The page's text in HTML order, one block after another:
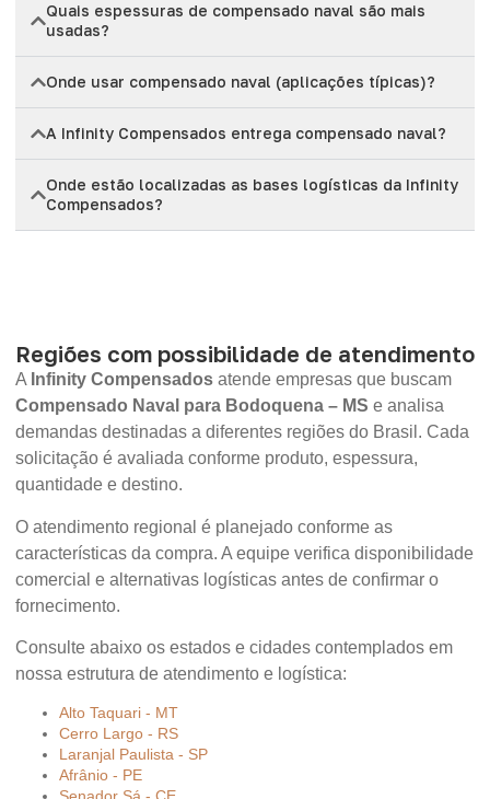
Quais espessuras de compensado naval são mais
usadas?
Onde usar compensado naval (aplicações típicas)?
A Infinity Compensados entrega compensado naval?
Onde estão localizadas as bases logísticas da Infinity
Compensados?
Regiões com possibilidade de atendimento
A Infinity Compensados atende empresas que buscam
Compensado Naval para Bodoquena – MS e analisa
demandas destinadas a diferentes regiões do Brasil. Cada
solicitação é avaliada conforme produto, espessura,
quantidade e destino.
O atendimento regional é planejado conforme as
características da compra. A equipe verifica disponibilidade
comercial e alternativas logísticas antes de confirmar o
fornecimento.
Consulte abaixo os estados e cidades contemplados em
nossa estrutura de atendimento e logística:
Alto Taquari - MT
Cerro Largo - RS
Laranjal Paulista - SP
Afrânio - PE